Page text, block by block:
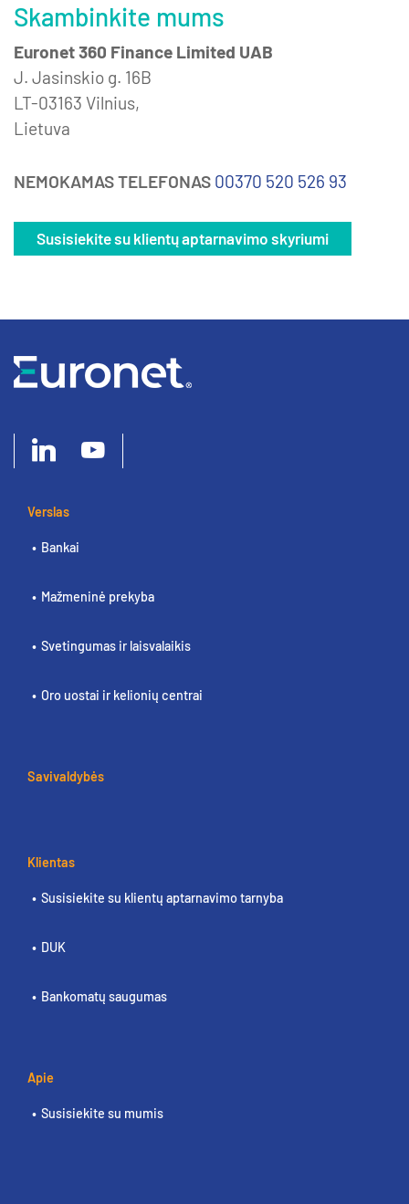
Skambinkite mums
Euronet 360 Finance Limited UAB
J. Jasinskio g. 16B
LT-03163 Vilnius,
Lietuva
NEMOKAMAS TELEFONAS 00370 520 526 93
Susisiekite su klientų aptarnavimo skyriumi
Verslas
Bankai
Mažmeninė prekyba
Svetingumas ir laisvalaikis
Oro uostai ir kelionių centrai
Savivaldybės
Klientas
Susisiekite su klientų aptarnavimo tarnyba
DUK
Bankomatų saugumas
Apie
Susisiekite su mumis